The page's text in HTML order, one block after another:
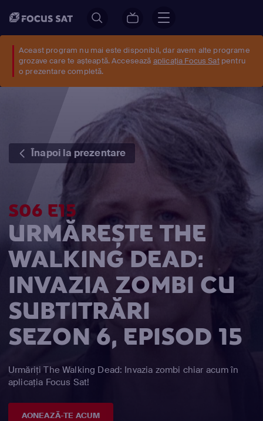
Aceast program nu mai este disponibil, dar avem alte programe
grozave care te așteaptă. Accesează aplicația Focus Satpentru
o prezentare completă.
Înapoi la prezentare
S06 E15
URMĂREȘTE THE
WALKING DEAD:
INVAZIA ZOMBI CU
SUBTITRĂRI
SEZON 6, EPISOD 15
Urmăriți The Walking Dead: Invazia zombi chiar acum în
aplicația Focus Sat!
AONEAZĂ-TE ACUM